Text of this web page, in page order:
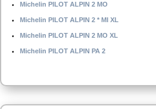
Michelin PILOT ALPIN 2 MO
Michelin PILOT ALPIN 2 * MI XL
Michelin PILOT ALPIN 2 MO XL
Michelin PILOT ALPIN PA 2